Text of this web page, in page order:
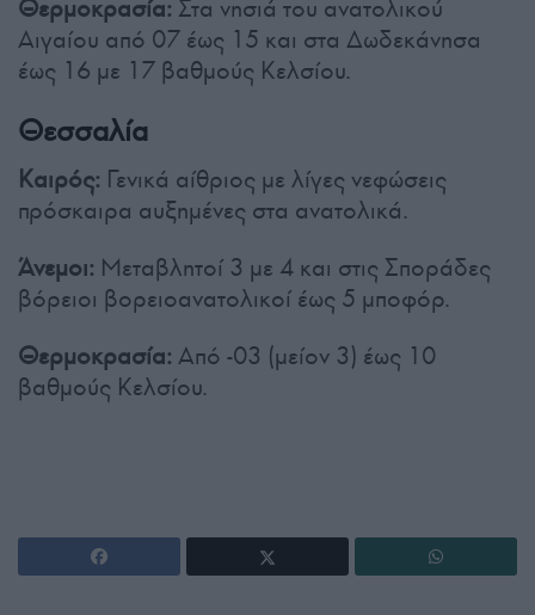
Θερμοκρασία: Στα νησιά του ανατολικού
Αιγαίου από 07 έως 15 και στα Δωδεκάνησα
έως 16 με 17 βαθμούς Κελσίου.
Θεσσαλία
Καιρός: Γενικά αίθριος με λίγες νεφώσεις
πρόσκαιρα αυξημένες στα ανατολικά.
Άνεμοι: Μεταβλητοί 3 με 4 και στις Σποράδες
βόρειοι βορειοανατολικοί έως 5 μποφόρ.
Θερμοκρασία: Από -03 (μείον 3) έως 10
βαθμούς Κελσίου.